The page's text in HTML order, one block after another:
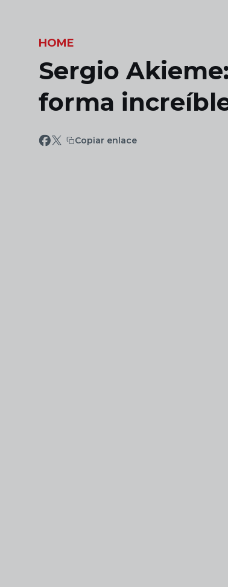
HOME
Sergio
forma
Copiar enlace